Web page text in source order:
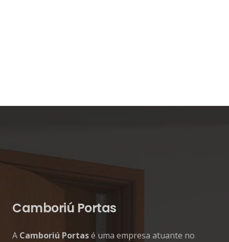
Camboriú Portas
A Camboriú Portasé uma empresa atuante no